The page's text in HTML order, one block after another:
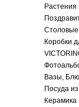
Растения
Коробки
Вазы,
Посуда
Керамика